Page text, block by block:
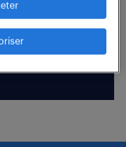
de nos recruteurs
spontanée.